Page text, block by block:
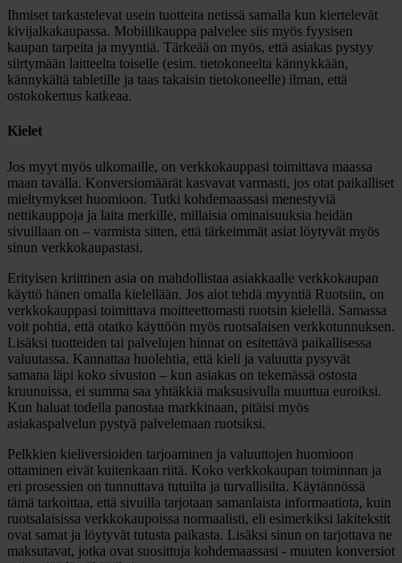
Ihmiset tarkastelevat usein tuotteita netissä samalla kun kiertelevät
kivijalkakaupassa. Mobiilikauppa palvelee siis myös fyysisen
kaupan tarpeita ja myyntiä. Tärkeää on myös, että asiakas pystyy
siirtymään laitteelta toiselle (esim. tietokoneelta kännykkään,
kännykältä tabletille ja taas takaisin tietokoneelle) ilman, että
ostokokemus katkeaa.
Kielet
Jos myyt myös ulkomaille, on verkkokauppasi toimittava maassa
maan tavalla. Konversiomäärät kasvavat varmasti, jos otat paikalliset
mieltymykset huomioon. Tutki kohdemaassasi menestyviä
nettikauppoja ja laita merkille, millaisia ominaisuuksia heidän
sivuillaan on – varmista sitten, että tärkeimmät asiat löytyvät myös
sinun verkkokaupastasi.
Erityisen kriittinen asia on mahdollistaa asiakkaalle verkkokaupan
käyttö hänen omalla kielellään. Jos aiot tehdä myyntiä Ruotsiin, on
verkkokauppasi toimittava moitteettomasti ruotsin kielellä. Samassa
voit pohtia, että otatko käyttöön myös ruotsalaisen verkkotunnuksen.
Lisäksi tuotteiden tai palvelujen hinnat on esitettävä paikallisessa
valuutassa. Kannattaa huolehtia, että kieli ja valuutta pysyvät
samana läpi koko sivuston – kun asiakas on tekemässä ostosta
kruunuissa, ei summa saa yhtäkkiä maksusivulla muuttua euroiksi.
Kun haluat todella panostaa markkinaan, pitäisi myös
asiakaspalvelun pystyä palvelemaan ruotsiksi.
Pelkkien kieliversioiden tarjoaminen ja valuuttojen huomioon
ottaminen eivät kuitenkaan riitä. Koko verkkokaupan toiminnan ja
eri prosessien on tunnuttava tutuilta ja turvallisilta. Käytännössä
tämä tarkoittaa, että sivuilla tarjotaan samanlaista informaatiota, kuin
ruotsalaisissa verkkokaupoissa normaalisti, eli esimerkiksi lakitekstit
ovat samat ja löytyvät tutusta paikasta. Lisäksi sinun on tarjottava ne
maksutavat, jotka ovat suosittuja kohdemaassasi - muuten konversiot